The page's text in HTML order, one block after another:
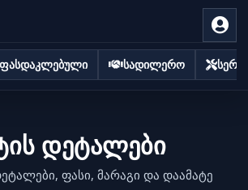
ფასდაკლებული სადილერო
დეტალები
ფასი, მარაგი და დაამატე